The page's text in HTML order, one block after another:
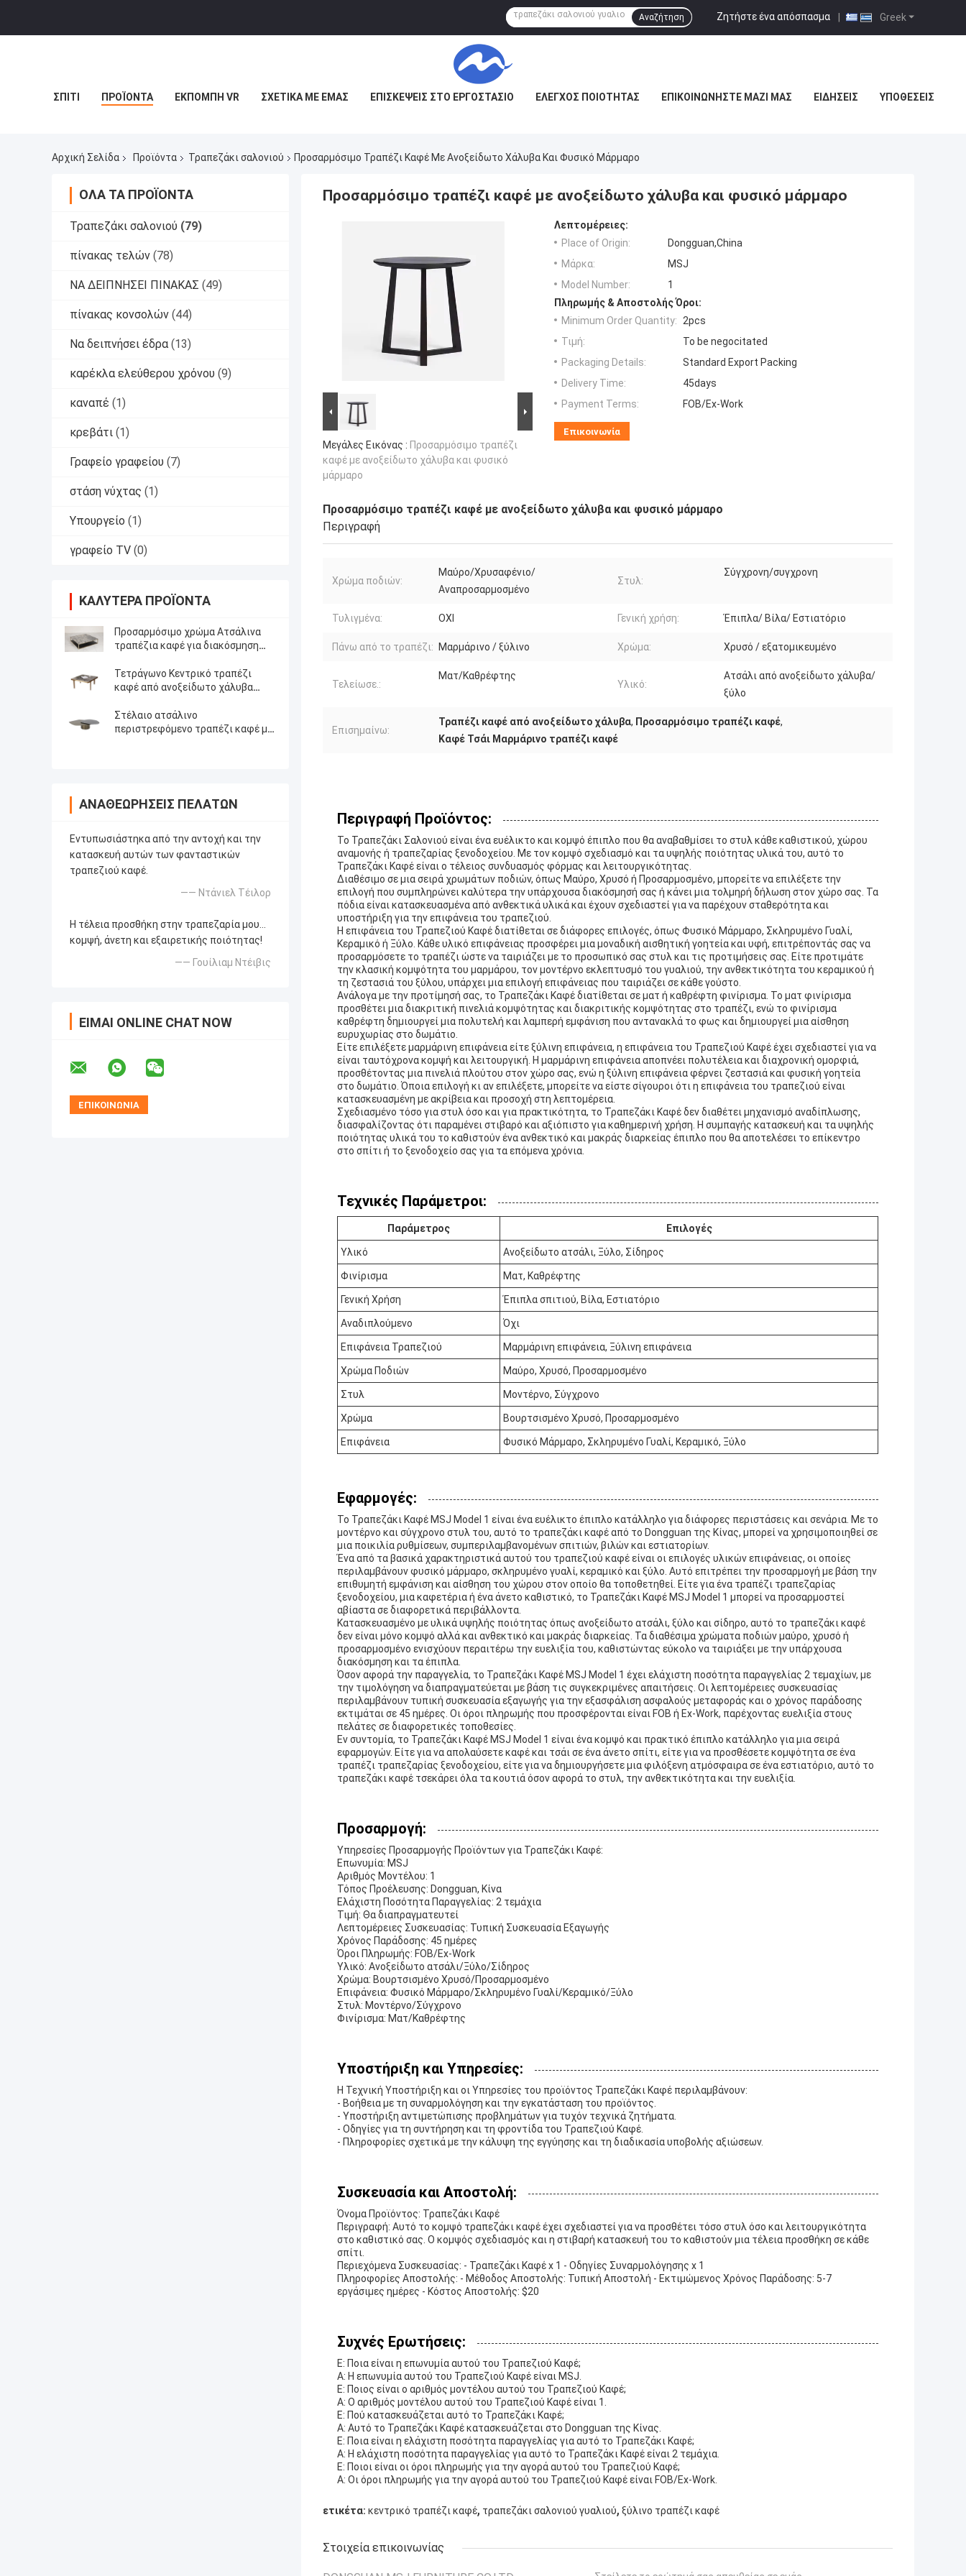
Greek
Ζητήστε ένα απόσπασμα |
Αναζήτηση
ΣΠΊΤΙ ΠΡΟΪΌΝΤΑ ΕΚΠΟΜΠΉ VR ΣΧΕΤΙΚΆ ΜΕ ΕΜΆΣ ΕΠΙΣΚΈΨΕΙΣ ΣΤΟ ΕΡΓΟΣΤΆΣΙΟ ΈΛΕΓΧΟΣ ΠΟΙΌΤΗΤΑΣ ΕΠΙΚΟΙΝΩΝΉΣΤΕ ΜΑΖΊ ΜΑΣ ΕΙΔΉΣΕΙΣ ΥΠΟΘΈΣΕΙΣ
Αρχική Σελίδα Προϊόντα Τραπεζάκι σαλονιού Προσαρμόσιμο Τραπέζι Καφέ Με Ανοξείδωτο Χάλυβα Και Φυσικό Μάρμαρο
ΌΛΑ ΤΑ ΠΡΟΪΌΝΤΑ
Τραπεζάκι σαλονιού (79)
πίνακας τελών (78)
ΝΑ ΔΕΙΠΝΗΣΕΙ ΠΙΝΑΚΑΣ (49)
πίνακας κονσολών (44)
Να δειπνήσει έδρα (13)
καρέκλα ελεύθερου χρόνου (9)
καναπέ (1)
κρεβάτι (1)
Γραφείο γραφείου (7)
στάση νύχτας (1)
Υπουργείο (1)
γραφείο TV (0)
ΚΑΛΎΤΕΡΑ ΠΡΟΪΌΝΤΑ
Προσαρμόσιμο χρώμα Ατσάλινα
τραπέζια καφέ για διακόσμηση
Τετράγωνο Κεντρικό τραπέζι
καφέ από ανοξείδωτο χάλυβα
Τσάι τραπέζι
Στέλαιο ατσάλινο
περιστρεφόμενο τραπέζι καφέ με
ΑΝΑΘΕΩΡΉΣΕΙΣ ΠΕΛΑΤΏΝ
Εντυπωσιάστηκα από την αντοχή και την
κατασκευή αυτών των φανταστικών
τραπεζιού καφέ.
—— Ντάνιελ Τέιλορ
Η τέλεια προσθήκη στην τραπεζαρία μου...
κομψή, άνετη και εξαιρετικής ποιότητας!
—— Γουίλιαμ Ντέιβις
ΕΊΜΑΙ ONLINE CHAT NOW
Προσαρμόσιμο τραπέζι καφέ με ανοξείδωτο χάλυβα και φυσικό μάρμαρο
Μεγάλες Εικόνας : Προσαρμόσιμο τραπέζι
καφέ με ανοξείδωτο χάλυβα και φυσικό
μάρμαρο
Λεπτομέρειες:
Place of Origin:
Dongguan,China
Μάρκα:
MSJ
Model Number:
1
Πληρωμής & Αποστολής Όροι:
Minimum Order Quantity: 2pcs
Τιμή:
To be negocitated
Packaging Details:
Standard Export Packing
Delivery Time:
45days
Payment Terms:
FOB/Ex-Work
Επικοινωνία
Προσαρμόσιμο τραπέζι καφέ με ανοξείδωτο χάλυβα και φυσικό μάρμαρο
Περιγραφή
Χρώμα ποδιών:
Μαύρο/Χρυσαφένιο/
Αναπροσαρμοσμένο
Στυλ:
Σύγχρονη/συγχρονη
Τυλιγμένα: ΟΧΙ Γενική χρήση: Έπιπλα/ Βίλα/ Εστιατόριο
Πάνω από το τραπέζι: Μαρμάρινο / ξύλινο Χρώμα: Χρυσό / εξατομικευμένο
Τελείωσε.:
Ματ/Καθρέφτης
Υλικό:
Ατσάλι από ανοξείδωτο χάλυβα/
ξύλο
Επισημαίνω:
Τραπέζι καφέ από ανοξείδωτο χάλυβα, Προσαρμόσιμο τραπέζι καφέ,
Καφέ Τσάι Μαρμάρινο τραπέζι καφέ
Περιγραφή Προϊόντος:
Το Τραπεζάκι Σαλονιού είναι ένα ευέλικτο και κομψό έπιπλο που θα αναβαθμίσει το στυλ κάθε καθιστικού, χώρου
αναμονής ή τραπεζαρίας ξενοδοχείου. Με τον κομψό σχεδιασμό και τα υψηλής ποιότητας υλικά του, αυτό το
Τραπεζάκι Καφέ είναι ο τέλειος συνδυασμός φόρμας και λειτουργικότητας.
Διαθέσιμο σε μια σειρά χρωμάτων ποδιών, όπως Μαύρο, Χρυσό ή Προσαρμοσμένο, μπορείτε να επιλέξετε την
επιλογή που συμπληρώνει καλύτερα την υπάρχουσα διακόσμησή σας ή κάνει μια τολμηρή δήλωση στον χώρο σας. Τα
πόδια είναι κατασκευασμένα από ανθεκτικά υλικά και έχουν σχεδιαστεί για να παρέχουν σταθερότητα και
υποστήριξη για την επιφάνεια του τραπεζιού.
Η επιφάνεια του Τραπεζιού Καφέ διατίθεται σε διάφορες επιλογές, όπως Φυσικό Μάρμαρο, Σκληρυμένο Γυαλί,
Κεραμικό ή Ξύλο. Κάθε υλικό επιφάνειας προσφέρει μια μοναδική αισθητική γοητεία και υφή, επιτρέποντάς σας να
προσαρμόσετε το τραπέζι ώστε να ταιριάζει με το προσωπικό σας στυλ και τις προτιμήσεις σας. Είτε προτιμάτε
την κλασική κομψότητα του μαρμάρου, τον μοντέρνο εκλεπτυσμό του γυαλιού, την ανθεκτικότητα του κεραμικού ή
τη ζεστασιά του ξύλου, υπάρχει μια επιλογή επιφάνειας που ταιριάζει σε κάθε γούστο.
Ανάλογα με την προτίμησή σας, το Τραπεζάκι Καφέ διατίθεται σε ματ ή καθρέφτη φινίρισμα. Το ματ φινίρισμα
προσθέτει μια διακριτική πινελιά κομψότητας και διακριτικής κομψότητας στο τραπέζι, ενώ το φινίρισμα
καθρέφτη δημιουργεί μια πολυτελή και λαμπερή εμφάνιση που αντανακλά το φως και δημιουργεί μια αίσθηση
ευρυχωρίας στο δωμάτιο.
Είτε επιλέξετε μαρμάρινη επιφάνεια είτε ξύλινη επιφάνεια, η επιφάνεια του Τραπεζιού Καφέ έχει σχεδιαστεί για να
είναι ταυτόχρονα κομψή και λειτουργική. Η μαρμάρινη επιφάνεια αποπνέει πολυτέλεια και διαχρονική ομορφιά,
προσθέτοντας μια πινελιά πλούτου στον χώρο σας, ενώ η ξύλινη επιφάνεια φέρνει ζεστασιά και φυσική γοητεία
στο δωμάτιο. Όποια επιλογή κι αν επιλέξετε, μπορείτε να είστε σίγουροι ότι η επιφάνεια του τραπεζιού είναι
κατασκευασμένη με ακρίβεια και προσοχή στη λεπτομέρεια.
Σχεδιασμένο τόσο για στυλ όσο και για πρακτικότητα, το Τραπεζάκι Καφέ δεν διαθέτει μηχανισμό αναδίπλωσης,
διασφαλίζοντας ότι παραμένει στιβαρό και αξιόπιστο για καθημερινή χρήση. Η συμπαγής κατασκευή και τα υψηλής
ποιότητας υλικά του το καθιστούν ένα ανθεκτικό και μακράς διαρκείας έπιπλο που θα αποτελέσει το επίκεντρο
στο σπίτι ή το ξενοδοχείο σας για τα επόμενα χρόνια.
Τεχνικές Παράμετροι:
Παράμετρος Επιλογές
Υλικό Ανοξείδωτο ατσάλι, Ξύλο, Σίδηρος
Φινίρισμα Ματ, Καθρέφτης
Γενική Χρήση Έπιπλα σπιτιού, Βίλα, Εστιατόριο
Αναδιπλούμενο Όχι
Επιφάνεια Τραπεζιού Μαρμάρινη επιφάνεια, Ξύλινη επιφάνεια
Χρώμα Ποδιών Μαύρο, Χρυσό, Προσαρμοσμένο
Στυλ Μοντέρνο, Σύγχρονο
Χρώμα Βουρτσισμένο Χρυσό, Προσαρμοσμένο
Επιφάνεια Φυσικό Μάρμαρο, Σκληρυμένο Γυαλί, Κεραμικό, Ξύλο
Εφαρμογές:
Το Τραπεζάκι Καφέ MSJ Model 1 είναι ένα ευέλικτο έπιπλο κατάλληλο για διάφορες περιστάσεις και σενάρια. Με το
μοντέρνο και σύγχρονο στυλ του, αυτό το τραπεζάκι καφέ από το Dongguan της Κίνας, μπορεί να χρησιμοποιηθεί σε
μια ποικιλία ρυθμίσεων, συμπεριλαμβανομένων σπιτιών, βιλών και εστιατορίων.
Ένα από τα βασικά χαρακτηριστικά αυτού του τραπεζιού καφέ είναι οι επιλογές υλικών επιφάνειας, οι οποίες
περιλαμβάνουν φυσικό μάρμαρο, σκληρυμένο γυαλί, κεραμικό και ξύλο. Αυτό επιτρέπει την προσαρμογή με βάση την
επιθυμητή εμφάνιση και αίσθηση του χώρου στον οποίο θα τοποθετηθεί. Είτε για ένα τραπέζι τραπεζαρίας
ξενοδοχείου, μια καφετέρια ή ένα άνετο καθιστικό, το Τραπεζάκι Καφέ MSJ Model 1 μπορεί να προσαρμοστεί
αβίαστα σε διαφορετικά περιβάλλοντα.
Κατασκευασμένο με υλικά υψηλής ποιότητας όπως ανοξείδωτο ατσάλι, ξύλο και σίδηρο, αυτό το τραπεζάκι καφέ
δεν είναι μόνο κομψό αλλά και ανθεκτικό και μακράς διαρκείας. Τα διαθέσιμα χρώματα ποδιών μαύρο, χρυσό ή
προσαρμοσμένο ενισχύουν περαιτέρω την ευελιξία του, καθιστώντας εύκολο να ταιριάξει με την υπάρχουσα
διακόσμηση και τα έπιπλα.
Όσον αφορά την παραγγελία, το Τραπεζάκι Καφέ MSJ Model 1 έχει ελάχιστη ποσότητα παραγγελίας 2 τεμαχίων, με
την τιμολόγηση να διαπραγματεύεται με βάση τις συγκεκριμένες απαιτήσεις. Οι λεπτομέρειες συσκευασίας
περιλαμβάνουν τυπική συσκευασία εξαγωγής για την εξασφάλιση ασφαλούς μεταφοράς και ο χρόνος παράδοσης
εκτιμάται σε 45 ημέρες. Οι όροι πληρωμής που προσφέρονται είναι FOB ή Ex-Work, παρέχοντας ευελιξία στους
πελάτες σε διαφορετικές τοποθεσίες.
Εν συντομία, το Τραπεζάκι Καφέ MSJ Model 1 είναι ένα κομψό και πρακτικό έπιπλο κατάλληλο για μια σειρά
εφαρμογών. Είτε για να απολαύσετε καφέ και τσάι σε ένα άνετο σπίτι, είτε για να προσθέσετε κομψότητα σε ένα
τραπέζι τραπεζαρίας ξενοδοχείου, είτε για να δημιουργήσετε μια φιλόξενη ατμόσφαιρα σε ένα εστιατόριο, αυτό το
τραπεζάκι καφέ τσεκάρει όλα τα κουτιά όσον αφορά το στυλ, την ανθεκτικότητα και την ευελιξία.
Προσαρμογή:
Υπηρεσίες Προσαρμογής Προϊόντων για Τραπεζάκι Καφέ:
Επωνυμία: MSJ
Αριθμός Μοντέλου: 1
Τόπος Προέλευσης: Dongguan, Κίνα
Ελάχιστη Ποσότητα Παραγγελίας: 2 τεμάχια
Τιμή: Θα διαπραγματευτεί
Λεπτομέρειες Συσκευασίας: Τυπική Συσκευασία Εξαγωγής
Χρόνος Παράδοσης: 45 ημέρες
Όροι Πληρωμής: FOB/Ex-Work
Υλικό: Ανοξείδωτο ατσάλι/Ξύλο/Σίδηρος
Χρώμα: Βουρτσισμένο Χρυσό/Προσαρμοσμένο
Επιφάνεια: Φυσικό Μάρμαρο/Σκληρυμένο Γυαλί/Κεραμικό/Ξύλο
Στυλ: Μοντέρνο/Σύγχρονο
Φινίρισμα: Ματ/Καθρέφτης
Υποστήριξη και Υπηρεσίες:
Η Τεχνική Υποστήριξη και οι Υπηρεσίες του προϊόντος Τραπεζάκι Καφέ περιλαμβάνουν:
- Βοήθεια με τη συναρμολόγηση και την εγκατάσταση του προϊόντος.
- Υποστήριξη αντιμετώπισης προβλημάτων για τυχόν τεχνικά ζητήματα.
- Οδηγίες για τη συντήρηση και τη φροντίδα του Τραπεζιού Καφέ.
- Πληροφορίες σχετικά με την κάλυψη της εγγύησης και τη διαδικασία υποβολής αξιώσεων.
Συσκευασία και Αποστολή:
Όνομα Προϊόντος: Τραπεζάκι Καφέ
Περιγραφή: Αυτό το κομψό τραπεζάκι καφέ έχει σχεδιαστεί για να προσθέτει τόσο στυλ όσο και λειτουργικότητα
στο καθιστικό σας. Ο κομψός σχεδιασμός και η στιβαρή κατασκευή του το καθιστούν μια τέλεια προσθήκη σε κάθε
σπίτι.
Περιεχόμενα Συσκευασίας: - Τραπεζάκι Καφέ x 1 - Οδηγίες Συναρμολόγησης x 1
Πληροφορίες Αποστολής: - Μέθοδος Αποστολής: Τυπική Αποστολή - Εκτιμώμενος Χρόνος Παράδοσης: 5-7
εργάσιμες ημέρες - Κόστος Αποστολής: $20
Συχνές Ερωτήσεις:
Ε: Ποια είναι η επωνυμία αυτού του Τραπεζιού Καφέ;
Α: Η επωνυμία αυτού του Τραπεζιού Καφέ είναι MSJ.
Ε: Ποιος είναι ο αριθμός μοντέλου αυτού του Τραπεζιού Καφέ;
Α: Ο αριθμός μοντέλου αυτού του Τραπεζιού Καφέ είναι 1.
Ε: Πού κατασκευάζεται αυτό το Τραπεζάκι Καφέ;
Α: Αυτό το Τραπεζάκι Καφέ κατασκευάζεται στο Dongguan της Κίνας.
Ε: Ποια είναι η ελάχιστη ποσότητα παραγγελίας για αυτό το Τραπεζάκι Καφέ;
Α: Η ελάχιστη ποσότητα παραγγελίας για αυτό το Τραπεζάκι Καφέ είναι 2 τεμάχια.
Ε: Ποιοι είναι οι όροι πληρωμής για την αγορά αυτού του Τραπεζιού Καφέ;
Α: Οι όροι πληρωμής για την αγορά αυτού του Τραπεζιού Καφέ είναι FOB/Ex-Work.
ετικέτα: κεντρικό τραπέζι καφέ, τραπεζάκι σαλονιού γυαλιού, ξύλινο τραπέζι καφέ
Στοιχεία επικοινωνίας